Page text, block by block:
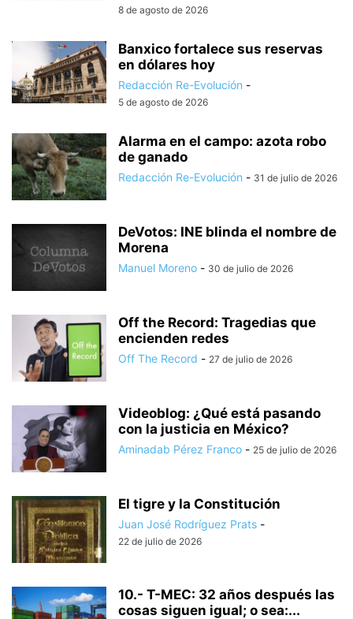
8 de agosto de 2026
Banxico fortalece sus reservas
en dólares hoy
Redacción Re-Evolución -
5 de agosto de 2026
Alarma en el campo: azota robo
de ganado
Redacción Re-Evolución - 31 de julio de 2026
DeVotos: INE blinda el nombre de
Morena
Manuel Moreno - 30 de julio de 2026
Off the Record: Tragedias que
encienden redes
Off The Record - 27 de julio de 2026
Videoblog: ¿Qué está pasando
con la justicia en México?
Aminadab Pérez Franco - 25 de julio de 2026
El tigre y la Constitución
Juan José Rodríguez Prats -
22 de julio de 2026
10.- T-MEC: 32 años después las
cosas siguen igual; o sea:...